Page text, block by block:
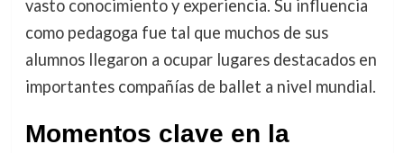
vasto conocimiento y experiencia. Su influencia
como pedagoga fue tal que muchos de sus
alumnos llegaron a ocupar lugares destacados en
importantes compañías de ballet a nivel mundial.
Momentos clave en la